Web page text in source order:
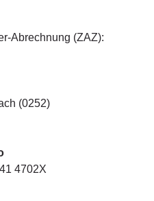
Abrechnung (ZAZ):
(0252)
4702X